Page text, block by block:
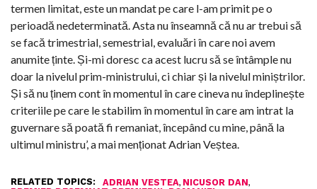
termen limitat, este un mandat pe care l-am primit pe o
perioadă nedeterminată. Asta nu înseamnă că nu ar trebui să
se facă trimestrial, semestrial, evaluări în care noi avem
anumite ținte. Și-mi doresc ca acest lucru să se întâmple nu
doar la nivelul prim-ministrului, ci chiar și la nivelul miniștrilor.
Și să nu ținem cont în momentul în care cineva nu îndeplinește
criteriile pe care le stabilim în momentul în care am intrat la
guvernare să poată fi remaniat, începând cu mine, până la
ultimul ministru’, a mai menționat Adrian Veștea.
RELATED TOPICS: ADRIAN VESTEA, NICUSOR DAN,